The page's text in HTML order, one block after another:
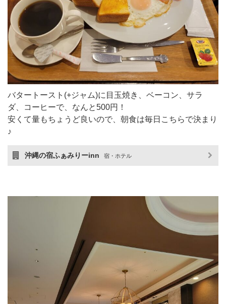
バタートースト(+ジャム)に目玉焼き、ベーコン、サラ
ダ、コーヒーで、なんと500円！
安くて量もちょうど良いので、朝食は毎日こちらで決まり
♪
沖縄の宿ふぁみりーinn 宿・ホテル